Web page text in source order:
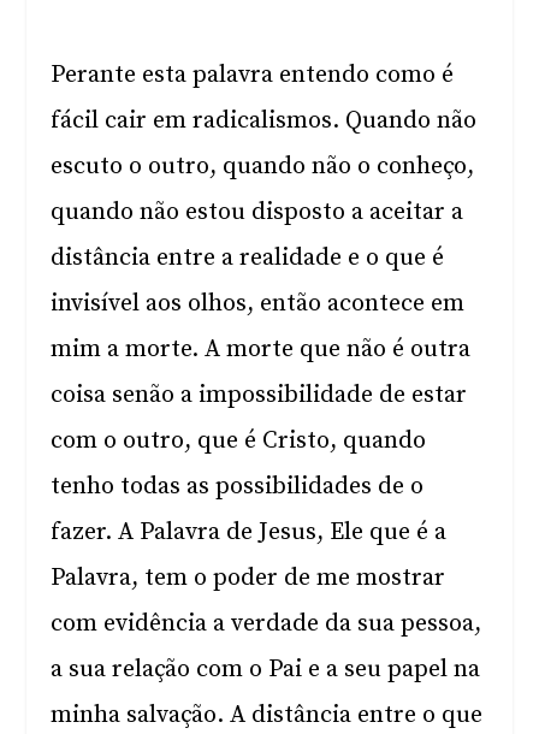
Perante esta palavra entendo como é
fácil cair em radicalismos. Quando não
escuto o outro, quando não o conheço,
quando não estou disposto a aceitar a
distância entre a realidade e o que é
invisível aos olhos, então acontece em
mim a morte. A morte que não é outra
coisa senão a impossibilidade de estar
com o outro, que é Cristo, quando
tenho todas as possibilidades de o
fazer. A Palavra de Jesus, Ele que é a
Palavra, tem o poder de me mostrar
com evidência a verdade da sua pessoa,
a sua relação com o Pai e a seu papel na
minha salvação. A distância entre o que